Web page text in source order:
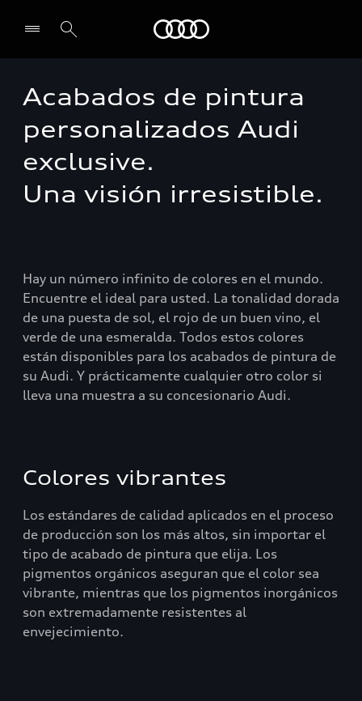
Select dealer
Acabados de pintura
personalizados Audi
exclusive.
Una visión irresistible.
Hay un número infinito de colores en el mundo.
Encuentre el ideal para usted. La tonalidad dorada
de una puesta de sol, el rojo de un buen vino, el
verde de una esmeralda. Todos estos colores
están disponibles para los acabados de pintura de
su Audi. Y prácticamente cualquier otro color si
lleva una muestra a su concesionario Audi.
Colores vibrantes
Los estándares de calidad aplicados en el proceso
de producción son los más altos, sin importar el
tipo de acabado de pintura que elija. Los
pigmentos orgánicos aseguran que el color sea
vibrante, mientras que los pigmentos inorgánicos
son extremadamente resistentes al
envejecimiento.